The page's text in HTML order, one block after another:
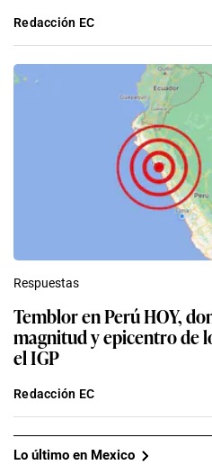
Redacción EC
Respuestas
Temblor en Perú HOY,
magnitud y epicentro de
el IGP
Redacción EC
Lo último en Mexico